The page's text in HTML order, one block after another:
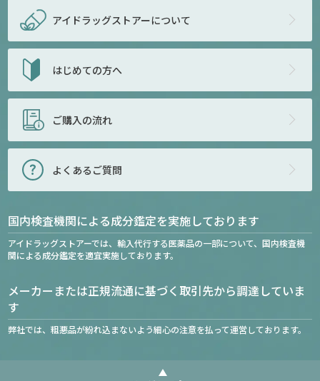
アイドラッグストアーについて
はじめての方へ
ご購入の流れ
よくあるご質問
国内検査機関による成分鑑定を実施しております
アイドラッグストアーでは、輸入代行する医薬品の一部について、国内検査機
関による成分鑑定を適宜実施しております。
メーカーまたは正規流通に基づく取引先から調達していま
す
弊社では、粗悪品が紛れ込まないよう細心の注意を払って運営しております。